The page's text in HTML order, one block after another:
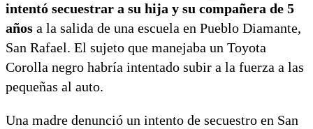
intentó secuestrar a su hija y su compañera de 5
años a la salida de una escuela en Pueblo Diamante,
San Rafael. El sujeto que manejaba un Toyota
Corolla negro habría intentado subir a la fuerza a las
pequeñas al auto.
Una madre denunció un intento de secuestro en San